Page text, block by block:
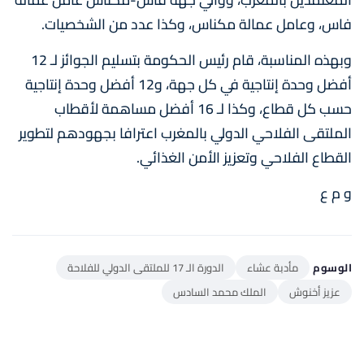
فاس، وعامل عمالة مكناس، وكذا عدد من الشخصيات.
وبهذه المناسبة، قام رئيس الحكومة بتسليم الجوائز لـ 12
أفضل وحدة إنتاجية في كل جهة، و12 أفضل وحدة إنتاجية
حسب كل قطاع، وكذا لـ 16 أفضل مساهمة لأقطاب
الملتقى الفلاحي الدولي بالمغرب اعترافا بجهودهم لتطوير
القطاع الفلاحي وتعزيز الأمن الغذائي.
و م ع
الوسوم مأدبة عشاء
الدورة الـ 17 للملتقى الدولي للفلاحة
عزيز أخنوش
الملك محمد السادس